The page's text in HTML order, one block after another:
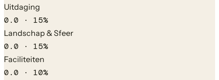
Uitdaging
0.0 · 15%
Landschap & Sfeer
0.0 · 15%
Faciliteiten
0.0 · 10%